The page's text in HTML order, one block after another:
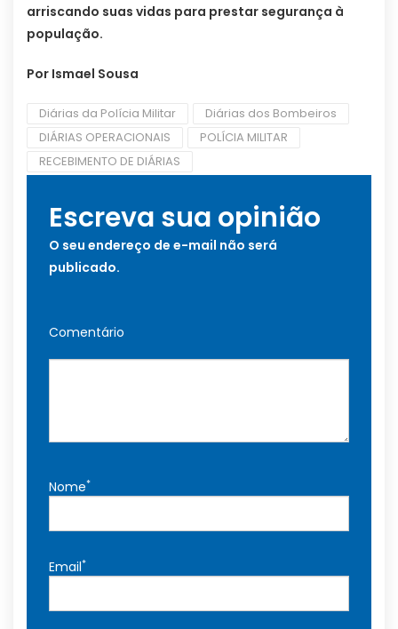
arriscando suas vidas para prestar segurança à
população.
Por Ismael Sousa
Diárias da Polícia Militar
Diárias dos Bombeiros
DIÁRIAS OPERACIONAIS
POLÍCIA MILITAR
RECEBIMENTO DE DIÁRIAS
Escreva sua opinião
O seu endereço de e-mail não será
publicado.
Comentário
Nome*
Email*